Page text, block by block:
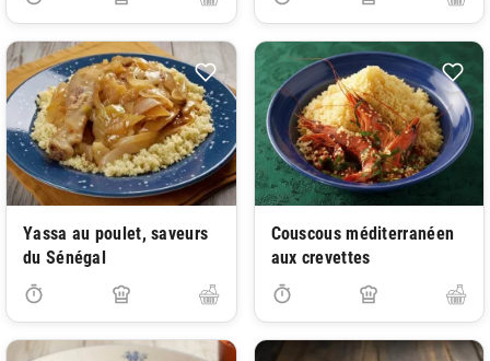
Yassa au poulet, saveurs
du Sénégal
Couscous méditerranéen
aux crevettes